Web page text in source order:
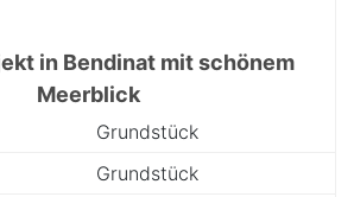
in Bendinat mit schönem
Meerblick
Grundstück
Grundstück